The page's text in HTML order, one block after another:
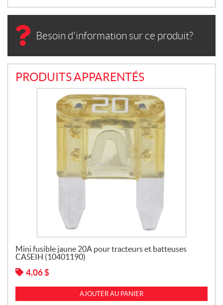
Besoin d'information sur ce produit?
PRODUITS APPARENTÉS
Mini fusible jaune 20A pour tracteurs et batteuses
CASEIH (10401190)
4,06 $
AJOUTER AU PANIER